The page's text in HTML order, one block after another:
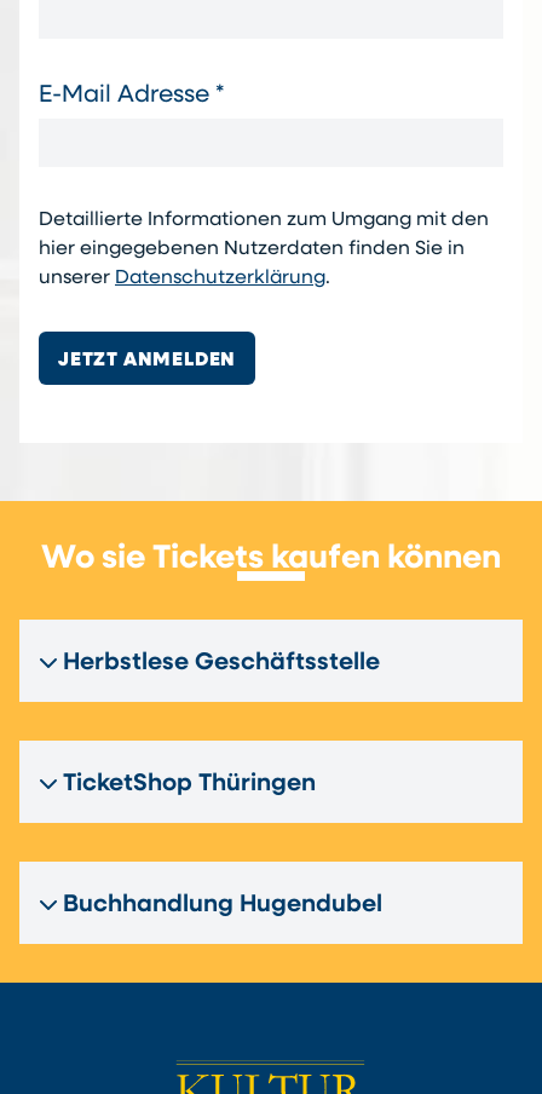
E-Mail Adresse *
Detaillierte Informationen zum Umgang mit den
hier eingegebenen Nutzerdaten finden Sie in
unserer Datenschutzerklärung.
JETZT ANMELDEN
Wo sie Tickets kaufen können
Herbstlese Geschäftsstelle
TicketShop Thüringen
Buchhandlung Hugendubel